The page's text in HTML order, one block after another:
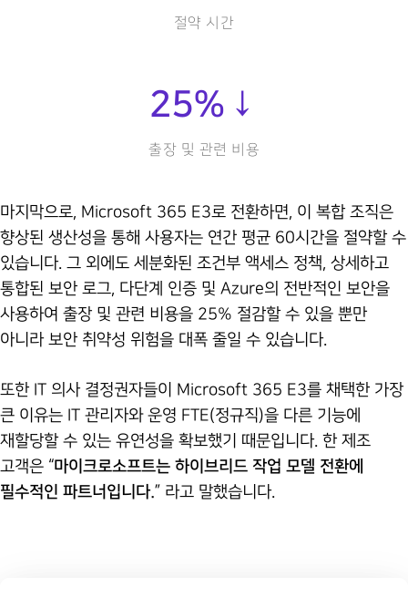
절약 시간
25%↓
출장 및 관련 비용
마지막으로, Microsoft 365 E3로 전환하면, 이 복합 조직은
향상된 생산성을 통해 사용자는 연간 평균 60시간을 절약할 수
있습니다. 그 외에도 세분화된 조건부 액세스 정책, 상세하고
통합된 보안 로그, 다단계 인증 및 Azure의 전반적인 보안을
사용하여 출장 및 관련 비용을 25% 절감할 수 있을 뿐만
아니라 보안 취약성 위험을 대폭 줄일 수 있습니다.
또한 IT 의사 결정권자들이 Microsoft 365 E3를 채택한 가장
큰 이유는 IT 관리자와 운영 FTE(정규직)을 다른 기능에
재할당할 수 있는 유연성을 확보했기 때문입니다. 한 제조
고객은 “마이크로소프트는 하이브리드 작업 모델 전환에
필수적인 파트너입니다.” 라고 말했습니다.